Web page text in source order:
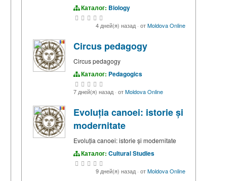
Каталог: Biology
4 дней(я) назад· отMoldova Online
Circus pedagogy
Circus pedagogy
Каталог: Pedagogics
7 дней(я) назад· отMoldova Online
Evoluția canoei: istorie și
modernitate
Evoluția canoei: istorie și modernitate
Каталог: Cultural Studies
9 дней(я) назад· отMoldova Online